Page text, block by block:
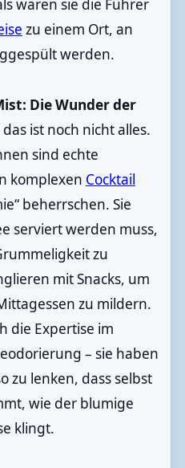
wären sie die Führer
zu einem Ort, an
werden.
Die Wunder der
ist noch nicht alles.
sind echte
komplexen Cocktail
beherrschen. Sie
serviert werden muss,
zu
mit Snacks, um
zu mildern.
die Expertise im
– sie haben
zu lenken, dass selbst
wie der blumige
klingt.